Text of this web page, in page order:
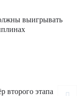
выигрывать
второго этапа